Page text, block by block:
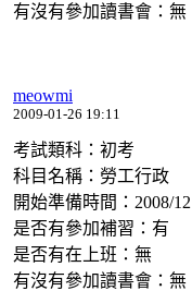
有沒有參加讀書會：無
meowmi
2009-01-26 19:11
考試類科：初考
科目名稱：勞工行政
開始準備時間：2008/12
是否有參加補習：有
是否有在上班：無
有沒有參加讀書會：無